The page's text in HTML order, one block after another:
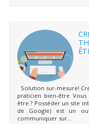
Solution sur-mesure!
praticien bien-être
être ? Posséder un site
de Google) est un
communiquer sur...